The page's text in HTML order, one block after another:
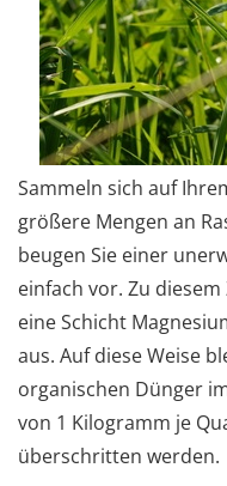
Sammeln sich auf
größere Mengen an
beugen Sie einer
einfach vor. Zu
eine Schicht
aus. Auf diese Weise
organischen Dünger
von 1 Kilogramm je
überschritten werden.